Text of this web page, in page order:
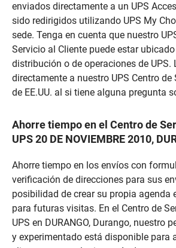
enviados directamente a un UPS
sido redirigidos utilizando UPS My
sede. Tenga en cuenta que nuestro
Servicio al Cliente puede estar
distribución o de operaciones de UPS.
directamente a nuestro UPS Centro de
de EE.UU. al si tiene alguna pregunta
Ahorre tiempo en el Centro de
UPS 20 DE NOVIEMBRE 2010,
Ahorre tiempo en los envíos con
verificación de direcciones para sus
posibilidad de crear su propia agenda
para futuras visitas. En el Centro de
UPS en DURANGO, Durango, nuestro
y experimentado está disponible para